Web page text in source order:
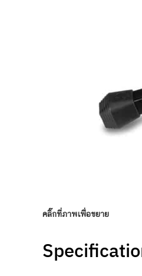
คลิ๊กที่ภาพเพื่อขยาย